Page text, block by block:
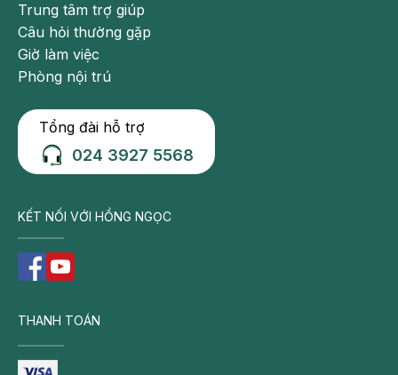
Trung tâm trợ giúp
Câu hỏi thường gặp
Giờ làm việc
Phòng nội trú
Tổng đài hỗ trợ
024 3927 5568
KẾT NỐI VỚI HỒNG NGỌC
THANH TOÁN